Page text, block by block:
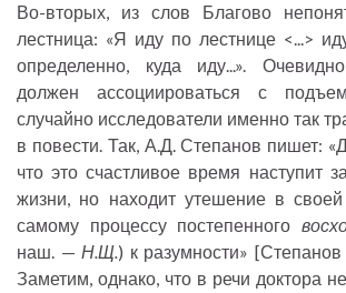
Во-вторых, из слов Благово
лестница: «Я иду по лестнице <...>
определенно, куда иду...».
должен ассоциироваться с
случайно исследователи именно так
в повести. Так, А.Д. Степанов пишет:
что это счастливое время наступит
жизни, но находит утешение в своей
самому процессу постепенного
наш. —Н.Щ.) к разумности»
Заметим, однако, что в речи доктора